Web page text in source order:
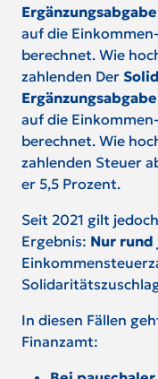
Ergänzungsabgabe
auf die
berechnet. Wie
zahlenden Der
Ergänzungsabgabe
auf die
berechnet. Wie
zahlenden Steuer
er 5,5 Prozent.
Seit 2021 gilt
Ergebnis: Nur
In diesen Fällen
Finanzamt: